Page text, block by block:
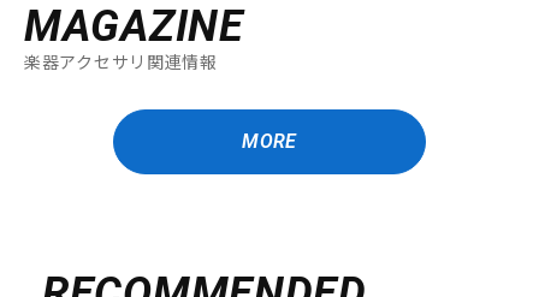
MAGAZINE
楽器アクセサリ関連情報
MORE